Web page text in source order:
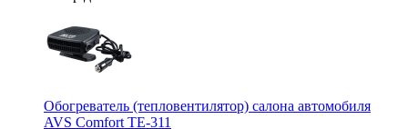
Обогреватель (тепловентилятор) салона автомобиля
AVS Comfort TE-311